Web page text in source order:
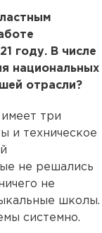
году. В числе
национальных
отрасли?
три
и техническое
не решались
не
школы.
системно.